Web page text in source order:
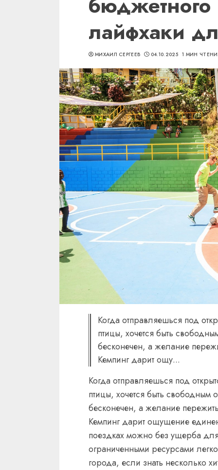
лайфхаки
МИХАИЛ СЕРГЕЕВ 04.10.2025 1 МИН
Когда отправляешься под
птицы, хочется быть
бесконечен, а желание
Кемпинг дарит ощу...
Когда отправляешься под
птицы, хочется быть свободным
бесконечен, а желание
Кемпинг дарит ощущение
поездках можно без ущерба
ограниченными ресурсами
города, если знать несколько